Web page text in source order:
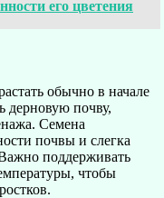
его цветения
обычно в начале
дерновую почву,
Семена
почвы и слегка
поддерживать
чтобы